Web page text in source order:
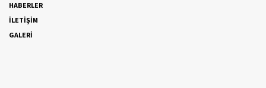
HABERLER
İLETİŞİM
GALERİ